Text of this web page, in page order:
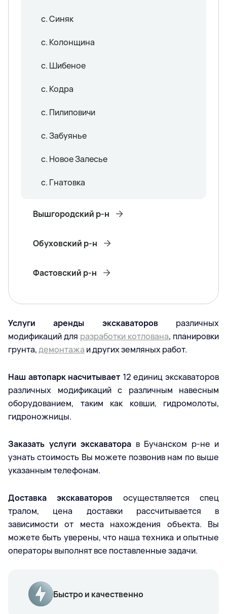
Услуги аренды экскаваторовразличных
модификаций для разработки котлована, планировки
грунта,демонтажа и других земляных работ.
Наш автопарк насчитывает 12 единиц экскаваторов
различных модификаций с различным навесным
оборудованием, таким как ковши, гидромолоты,
гидроножницы.
Заказать услуги экскаватора в Бучанском р-не и
узнать стоимость Вы можете позвонив нам по выше
указанным телефонам.
Доставка экскаваторов осуществляется спец
тралом, цена доставки рассчитывается в
зависимости от места нахождения объекта. Вы
можете быть уверены, что наша техника и опытные
операторы выполнят все поставленные задачи.
Быстро и качественно
с. Синяк
с. Колонщина
с. Шибеное
с. Кодра
с. Пилиповичи
с. Забуянье
с. Новое Залесье
с. Гнатовка
Вышгородский р-н
Обуховский р-н
Фастовский р-н